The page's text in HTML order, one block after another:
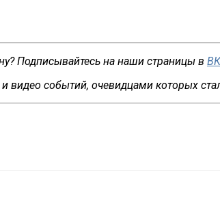
Подписывайтесь на наши страницы в
видео событий, очевидцами которых